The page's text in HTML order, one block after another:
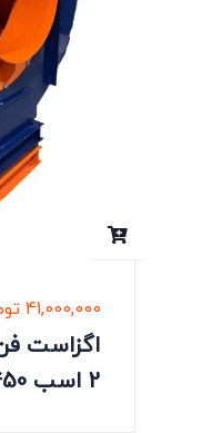
41,000,000
اگزاست
2 اسب EFC-450